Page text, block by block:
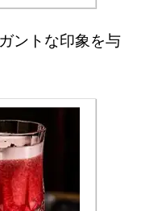
ントな印象を与